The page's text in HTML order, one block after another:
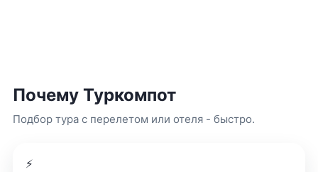
Почему Туркомпот
Подбор тура с перелетом или отеля - быстро.
⚡